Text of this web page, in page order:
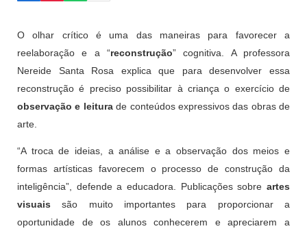
O olhar crítico é uma das maneiras para favorecer a
reelaboração e a “reconstrução” cognitiva. A professora
Nereide Santa Rosa explica que para desenvolver essa
reconstrução é preciso possibilitar à criança o exercício de
observação e leiturade conteúdos expressivos das obras de
arte.
“A troca de ideias, a análise e a observação dos meios e
formas artísticas favorecem o processo de construção da
inteligência”, defende a educadora. Publicações sobre artes
visuais são muito importantes para proporcionar a
oportunidade de os alunos conhecerem e apreciarem a